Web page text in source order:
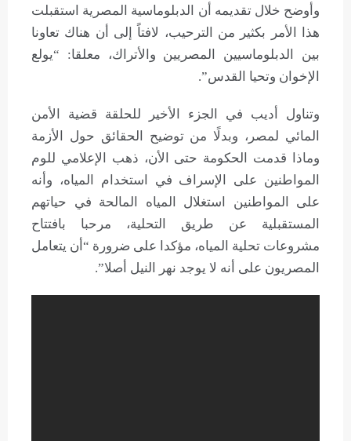
وأوضح خلال تقديمه أن الدبلوماسية المصرية استقبلت
هذا الأمر بكثير من الترحيب، لافتاً إلى أن هناك تعاونا
بين الدبلوماسيين المصريين والأتراك، معلقا: “يولع
الإخوان وتحيا القدس”.
وتناول أديب في الجزء الأخير للحلقة قضية الأمن
المائي لمصر، وبدلًا من توضيح الحقائق حول الأزمة
وماذا قدمت الحكومة حتى الأن، ذهب الإعلامي للوم
المواطنين على الإسراف في استخدام المياه، وأنه
على المواطنين استغلال المياه المالحة في حياتهم
المستقبلية عن طريق التحلية، مرحبا بافتتاح
مشروعات تحلية المياه، مؤكدا على ضرورة “أن يتعامل
المصريون على أنه لا يوجد نهر النيل أصلا”.